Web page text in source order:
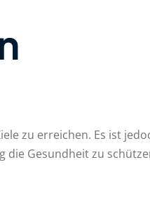
zu erreichen. Es ist
die Gesundheit zu